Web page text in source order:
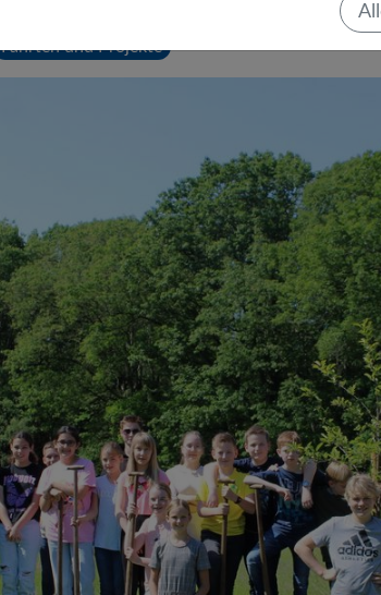
11.07.2022
Fahrten und Projekte